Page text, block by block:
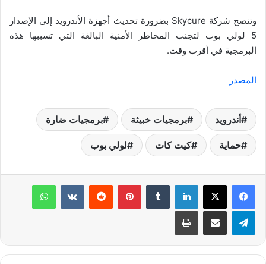
وتنصح شركة Skycure بضرورة تحديث أجهزة الأندرويد إلى الإصدار
5 لولي بوب لتجنب المخاطر الأمنية البالغة التي تسببها هذه
البرمجية في أقرب وقت.
المصدر
أندرويد برمجيات خبيثة برمجيات ضارة
حماية كيت كات لولي بوب
لينكدإن بينتيريست